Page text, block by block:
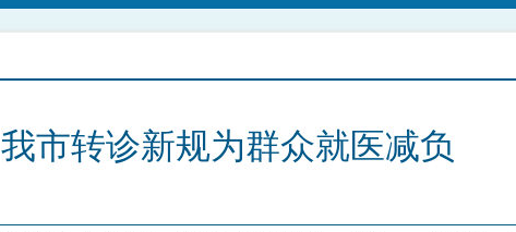
我市转诊新规为群众就医减负